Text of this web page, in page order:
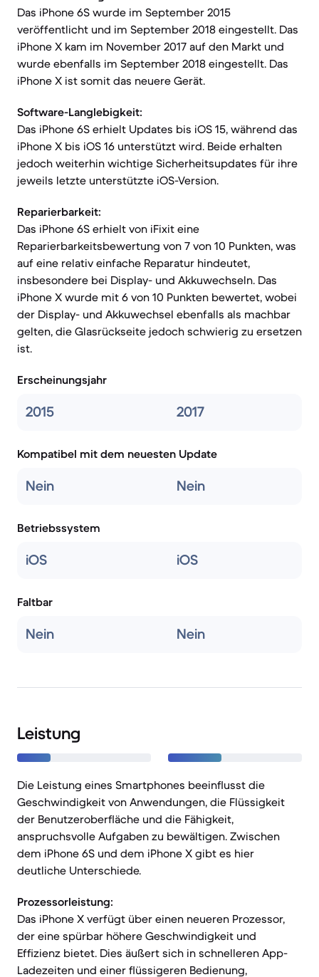
Das iPhone 6S wurde im September 2015
veröffentlicht und im September 2018 eingestellt. Das
iPhone X kam im November 2017 auf den Markt und
wurde ebenfalls im September 2018 eingestellt. Das
iPhone X ist somit das neuere Gerät.
Software-Langlebigkeit:
Das iPhone 6S erhielt Updates bis iOS 15, während das
iPhone X bis iOS 16 unterstützt wird. Beide erhalten
jedoch weiterhin wichtige Sicherheitsupdates für ihre
jeweils letzte unterstützte iOS-Version.
Reparierbarkeit:
Das iPhone 6S erhielt von iFixit eine
Reparierbarkeitsbewertung von 7 von 10 Punkten, was
auf eine relativ einfache Reparatur hindeutet,
insbesondere bei Display- und Akkuwechseln. Das
iPhone X wurde mit 6 von 10 Punkten bewertet, wobei
der Display- und Akkuwechsel ebenfalls als machbar
gelten, die Glasrückseite jedoch schwierig zu ersetzen
ist.
Erscheinungsjahr
2015 2017
Kompatibel mit dem neuesten Update
Nein Nein
Betriebssystem
iOS iOS
Faltbar
Nein Nein
Leistung
Die Leistung eines Smartphones beeinflusst die
Geschwindigkeit von Anwendungen, die Flüssigkeit
der Benutzeroberfläche und die Fähigkeit,
anspruchsvolle Aufgaben zu bewältigen. Zwischen
dem iPhone 6S und dem iPhone X gibt es hier
deutliche Unterschiede.
Prozessorleistung:
Das iPhone X verfügt über einen neueren Prozessor,
der eine spürbar höhere Geschwindigkeit und
Effizienz bietet. Dies äußert sich in schnelleren App-
Ladezeiten und einer flüssigeren Bedienung,